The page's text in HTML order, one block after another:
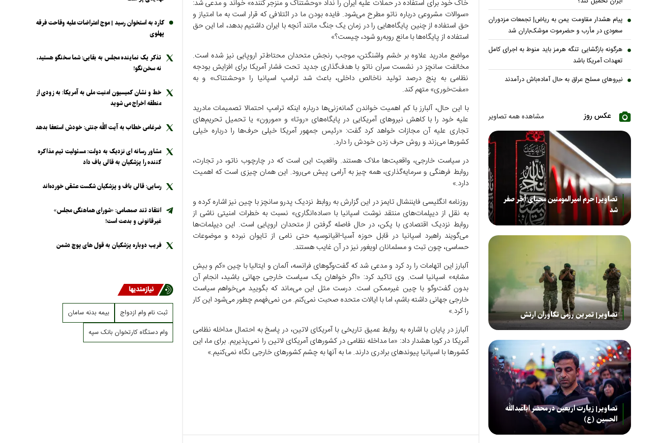
خاک خود برای استفاده در حملات علیه ایران را نداد «وحشتناک و منزجر کننده» خواند و مدعی شد:
«سوالات مشروعی درباره ناتو مطرح می‌شود. فایده بودن ما در ائتلافی که قرار است به ما امتیاز و
حق استفاده از چنین پایگاه‌هایی را در زمان یک جنگ مانند آنچه با ایران داشتیم بدهد، اما این حق
استفاده از پایگاه‌ها با مانع رو‌به‌رو شود، چیست؟»
مواضع مادرید علاوه بر خشم واشنگتن، موجب رنجش متحدان محتاط‌تر اروپایی نیز شده است.
مخالفت سانچز در نشست سران ناتو با هدف‌گذاری جدید تحت فشار آمریکا برای افزایش بودجه
نظامی به پنج درصد تولید ناخالص داخلی، باعث شد ترامپ اسپانیا را «وحشتناک» و به
«مفت‌خوری» متهم کند.
با این حال، آلبارز با کم اهمیت خواندن گمانه‌زنی‌ها درباره اینکه ترامپ احتمالا تصمیمات مادرید
علیه خود را با کاهش نیرو‌های آمریکایی در پایگاه‌های «روتا» و «مورون» یا تحمیل تحریم‌های
تجاری علیه آن مجازات خواهد کرد گفت: «رئیس جمهور آمریکا خیلی حرف‌ها را درباره خیلی
کشور‌ها می‌زند و روش حرف زدن خودش را دارد.
در سیاست خارجی، واقعیت‌ها ملاک هستند. واقعیت این است که در چارچوب ناتو، در تجارت،
روابط فرهنگی و سرمایه‌گذاری، همه چیز به آرامی پیش می‌رود. این همان چیزی است که اهمیت
دارد.»
روزنامه انگلیسی فایننشال تایمز در این گزارش به روابط نزدیک پدرو سانچز با چین نیز اشاره کرده و
به نقل از دیپلمات‌های منتقد نوشت اسپانیا با «ساده‌انگاری» نسبت به خطرات امنیتی ناشی از
روابط نزدیک اقتصادی با پکن، در حال فاصله گرفتن از متحدان اروپایی است. این دیپلمات‌ها
می‌گویند راهبرد اسپانیا در قابل حوزه آسیا-اقیانوسیه حتی نامی از تایوان نبرده و موضوعات
حساسی، چون تبت و مسلمانان اویغور نیز در آن غایب هستند.
آلبارز این اتهامات را رد کرد و مدعی شد که گفت‌و‌گو‌های فرانسه، آلمان و ایتالیا با چین «کم و بیش
مشابه» اسپانیا است. وی تاکید کرد: «اگر خواهان یک سیاست خارجی جهانی باشید، انجام آن
بدون گفت‌و‌گو با چین غیرممکن است. درست مثل این می‌ماند که بگویید می‌خواهم سیاست
خارجی جهانی داشته باشم، اما با ایالات متحده صحبت نمی‌کنم. من نمی‌فهمم چطور می‌شود این کار
را کرد.»
آلبارز در پایان با اشاره به روابط عمیق تاریخی با آمریکای لاتین، در پاسخ به احتمال مداخله نظامی
آمریکا در کوبا هشدار داد: «ما مداخله نظامی در کشور‌های آمریکای لاتین را نمی‌پذیریم. برای ما، این
کشور‌ها با اسپانیا پیوند‌های برادری دارند. ما به آنها به چشم کشور‌های خارجی نگاه نمی‌کنیم.»
پیام هشدار مقاومت یمن به ریاض| تجمعات مزدوران
سعودی در مأرب و حضرموت موشک‌باران شد
هرگونه بازگشایی تنگه هرمز باید منوط به اجرای کامل
تعهدات آمریکا باشد
نیروهای مسلح عراق به حال آماده‌باش درآمدند
عکس روز مشاهده همه تصاویر
تصاویر| حرم امیرالمومنین محیای آخر صفر
شد
تصاویر| تمرین رزمی تکاوران ارتش
تصاویر| زیارت اربعین در محضر اباعبدالله
الحسین (ع)
کارد به استخوان رسید | موج اعتراضات علیه وقاحت فرقه
پهلوی
تذکر یک نماینده مجلس به بقایی: شما سخنگو هستید،
نه سخن‌نگو!
خط و نشان کمیسیون امنیت ملی به آمریکا: به زودی از
منطقه اخراج می شوید
ضرغامی خطاب به آیت الله جنتی: خودش استعفا بدهد
مشاور رسانه ای نزدیک به دولت: مسئولیت تیم مذاکره
کننده را پزشکیان به قالی باف داد
رسایی: قالی باف و پزشکیان شکست عشقی خورده‌اند
انتقاد تند صمصامی: «شورای هماهنگی مجلس»
غیرقانونی و بدعت است!
فریب دوباره پزشکیان به قول های پوچ دشمن
نیازمندیها
ثبت نام وام ازدواج
بیمه بدنه سامان
وام دستگاه کارتخوان بانک سپه